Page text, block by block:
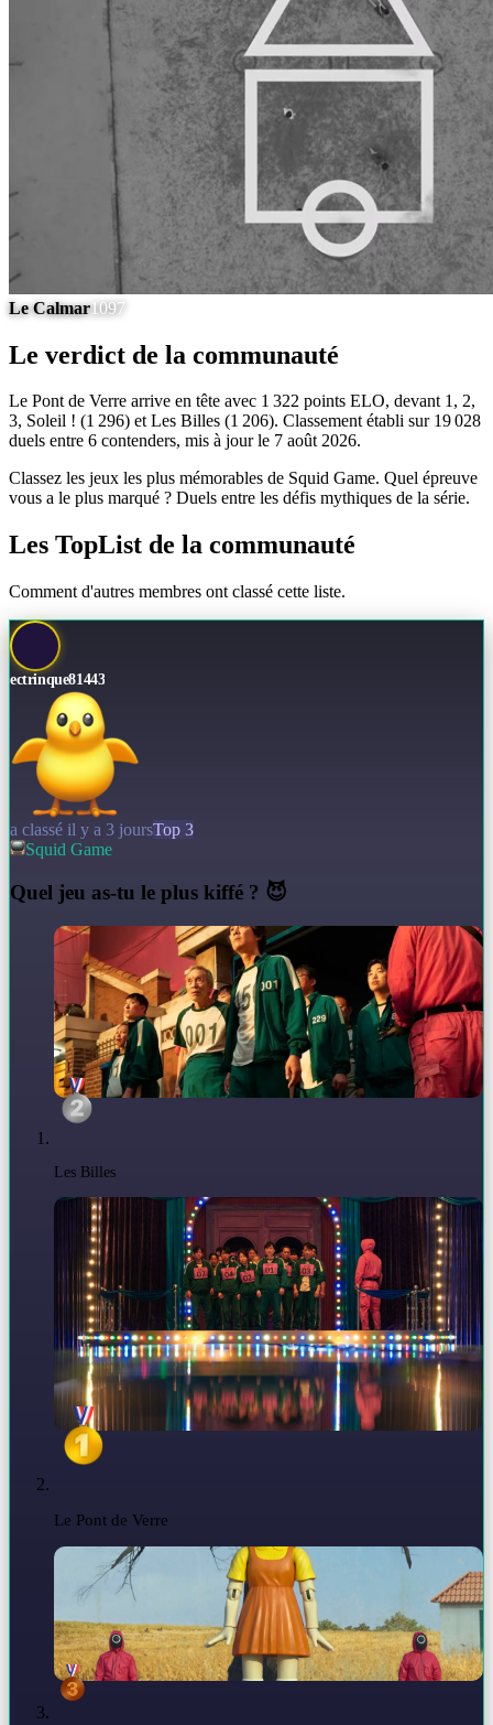
Le Calmar1097
Le verdict de la communauté
Le Pont de Verre arrive en tête avec 1 322 points ELO, devant 1, 2,
3, Soleil ! (1 296) et Les Billes (1 206). Classement établi sur 19 028
duels entre 6 contenders, mis à jour le 7 août 2026.
Classez les jeux les plus mémorables de Squid Game. Quel épreuve
vous a le plus marqué ? Duels entre les défis mythiques de la série.
Les TopList de la communauté
Comment d'autres membres ont classé cette liste.
ectrinque81443
a classé il y a 3 joursTop 3
Squid Game
Quel jeu as-tu le plus kiffé ? 😈
Les Billes
Le Pont de Verre